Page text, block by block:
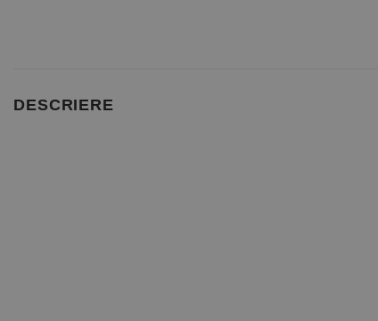
DESCRIERE